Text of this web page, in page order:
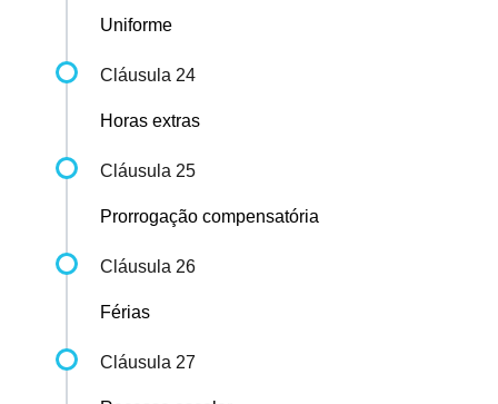
Uniforme
Cláusula 24
Horas extras
Cláusula 25
Prorrogação compensatória
Cláusula 26
Férias
Cláusula 27